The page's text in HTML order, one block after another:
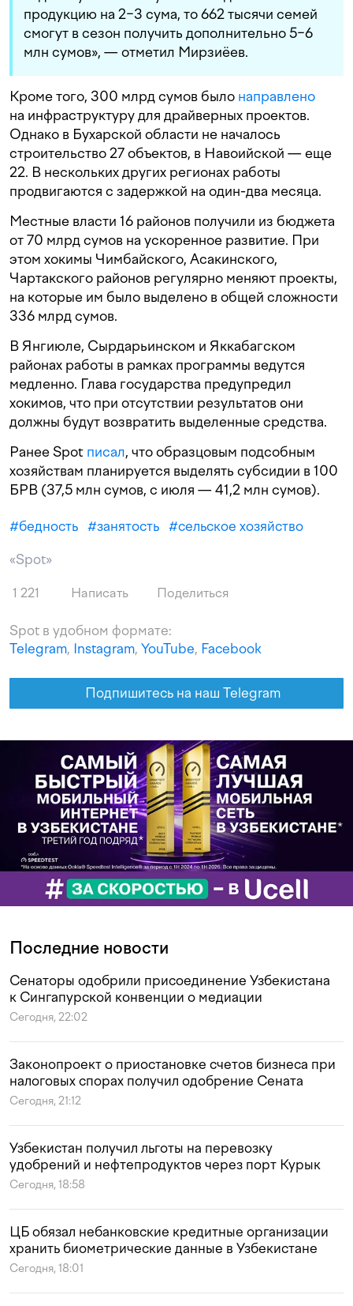
продукцию на 2−3 сума, то 662 тысячи семей
смогут в сезон получить дополнительно 5−6
млн сумов», — отметил Мирзиёев.
Кроме того, 300 млрд сумов было направлено
на инфраструктуру для драйверных проектов.
Однако в Бухарской области не началось
строительство 27 объектов, в Навоийской — еще
22. В нескольких других регионах работы
продвигаются с задержкой на один-два месяца.
Местные власти 16 районов получили из бюджета
от 70 млрд сумов на ускоренное развитие. При
этом хокимы Чимбайского, Асакинского,
Чартакского районов регулярно меняют проекты,
на которые им было выделено в общей сложности
336 млрд сумов.
В Янгиюле, Сырдарьинском и Яккабагском
районах работы в рамках программы ведутся
медленно. Глава государства предупредил
хокимов, что при отсутствии результатов они
должны будут возвратить выделенные средства.
Ранее Spot писал, что образцовым подсобным
хозяйствам планируется выделять субсидии в 100
БРВ (37,5 млн сумов, с июля — 41,2 млн сумов).
#бедность #занятость #сельское хозяйство
«Spot»
1 221 Написать Поделиться
Spot в удобном формате:
Telegram, Instagram, YouTube, Facebook
Подпишитесь на наш Telegram
Последние новости
Сенаторы одобрили присоединение Узбекистана
к Сингапурской конвенции о медиации
Сегодня, 22:02
Законопроект о приостановке счетов бизнеса при
налоговых спорах получил одобрение Сената
Сегодня, 21:12
Узбекистан получил льготы на перевозку
удобрений и нефтепродуктов через порт Курык
Сегодня, 18:58
ЦБ обязал небанковские кредитные организации
хранить биометрические данные в Узбекистане
Сегодня, 18:01